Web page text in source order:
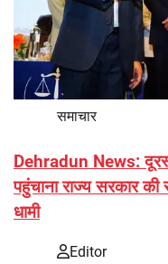
समाचार
Dehradun News:
पहुंचाना राज्य सरकार की
धामी
Editor